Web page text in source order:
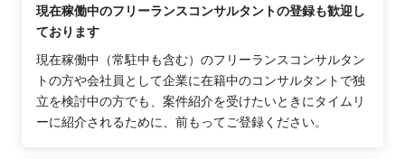
現在稼働中のフリーランスコンサルタントの登録も歓迎し
ております
現在稼働中（常駐中も含む）のフリーランスコンサルタン
トの方や会社員として企業に在籍中のコンサルタントで独
立を検討中の方でも、案件紹介を受けたいときにタイムリ
ーに紹介されるために、前もってご登録ください。